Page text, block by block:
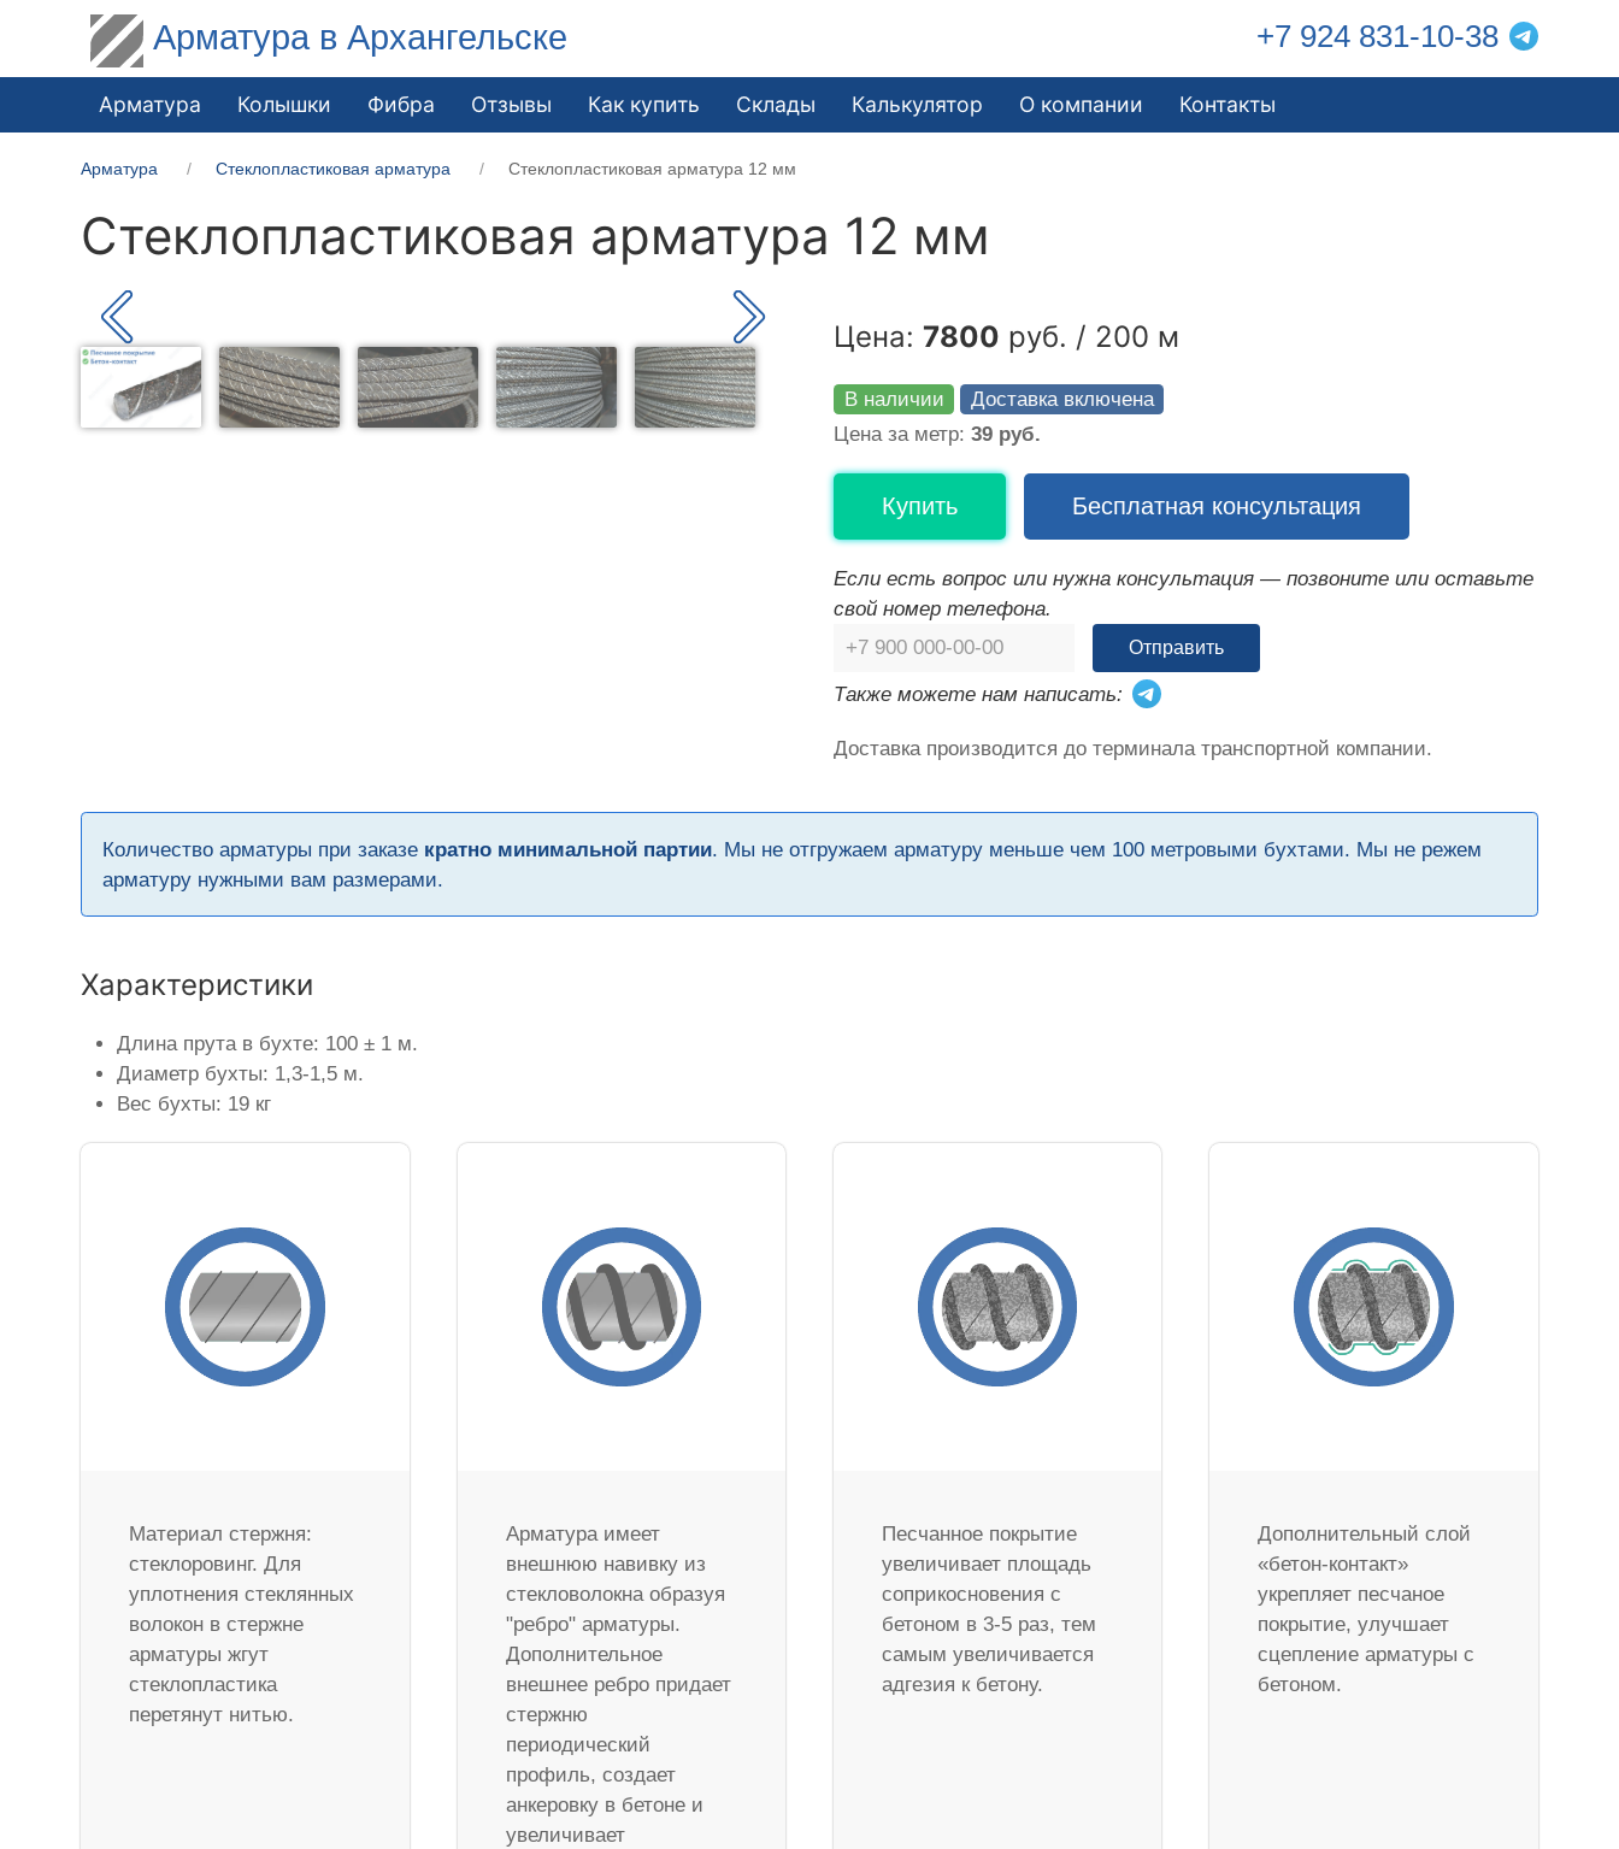
Арматура в Архангельске +7 924 831-10-38
Арматура Колышки Фибра Отзывы Как купить Склады Калькулятор О компании Контакты
Арматура Стеклопластиковая арматура Стеклопластиковая арматура 12 мм
Стеклопластиковая арматура 12 мм
Цена: 7800 руб. / 200 м
В наличии
Доставка включена
Цена за метр: 39 руб.
Купить Бесплатная консультация
Если есть вопрос или нужна консультация — позвоните или оставьте
свой номер телефона.
Отправить
Также можете нам написать:
Доставка производится до терминала транспортной компании.
Количество арматуры при заказе кратно минимальной партии. Мы не отгружаем арматуру меньше чем 100 метровыми бухтами. Мы не режем
арматуру нужными вам размерами.
Характеристики
Длина прута в бухте: 100 ± 1 м.
Диаметр бухты: 1,3-1,5 м.
Вес бухты: 19 кг
Материал стержня:
стеклоровинг. Для
уплотнения стеклянных
волокон в стержне
арматуры жгут
стеклопластика
перетянут нитью.
Арматура имеет
внешнюю навивку из
стекловолокна образуя
"ребро" арматуры.
Дополнительное
внешнее ребро придает
стержню
периодический
профиль, создает
анкеровку в бетоне и
увеличивает
Песчанное покрытие
увеличивает площадь
соприкосновения с
бетоном в 3-5 раз, тем
самым увеличивается
адгезия к бетону.
Дополнительный слой
«бетон-контакт»
укрепляет песчаное
покрытие, улучшает
сцепление арматуры с
бетоном.